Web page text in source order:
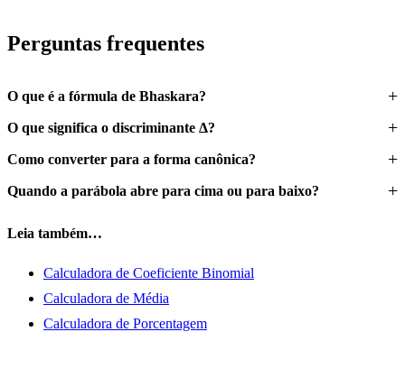
Perguntas frequentes
O que é a fórmula de Bhaskara?
O que significa o discriminante Δ?
Como converter para a forma canônica?
Quando a parábola abre para cima ou para baixo?
Leia também…
Calculadora de Coeficiente Binomial
Calculadora de Média
Calculadora de Porcentagem